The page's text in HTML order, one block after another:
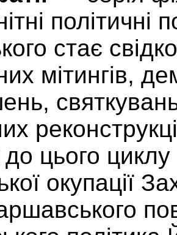
політичні
стає
мітингів,
цього
окупації